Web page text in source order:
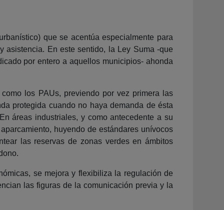
que se acentúa especialmente para
asistencia. En este sentido, la Ley Suma -que
por entero a aquellos municipios- ahonda
los PAUs, previendo por vez primera las
protegida cuando no haya demanda de ésta
áreas industriales, y como antecedente a su
huyendo de estándares unívocos
las reservas de zonas verdes en ámbitos
se mejora y flexibiliza la regulación de
las figuras de la comunicación previa y la